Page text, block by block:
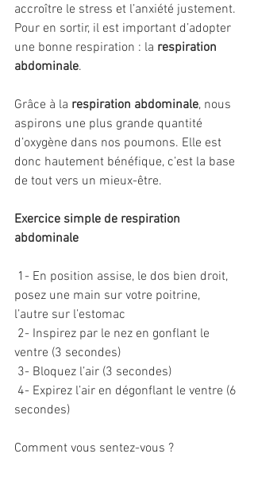
accroître le stress et l’anxiété justement.
Pour en sortir, il est important d’adopter
une bonne respiration : la respiration
abdominale.
Grâce à la respiration abdominale, nous
aspirons une plus grande quantité
d’oxygène dans nos poumons. Elle est
donc hautement bénéfique, c’est la base
de tout vers un mieux-être.
Exercice simple de respiration
abdominale
posez une main sur votre poitrine,
l’autre sur l’estomac
ventre (3 secondes)
3- Bloquez l’air (3 secondes)
secondes)
Comment vous sentez-vous ?